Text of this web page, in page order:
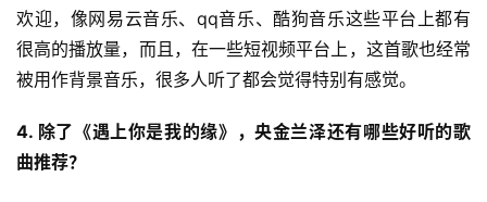
欢迎，像网易云音乐、qq音乐、酷狗音乐这些平台上都有
很高的播放量，而且，在一些短视频平台上，这首歌也经常
被用作背景音乐，很多人听了都会觉得特别有感觉。
4. 除了《遇上你是我的缘》，央金兰泽还有哪些好听的歌
曲推荐？